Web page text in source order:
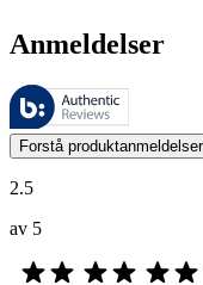
Anmeldelser
Disse anmeldelsene
Kundenes meninger i
Forstå produktanmeldelser
2.5
av 5